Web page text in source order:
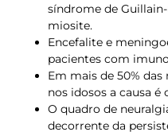
síndrome de
miosite.
Encefalite e
pacientes com
Em mais de 50%
nos idosos a causa é
O quadro de
decorrente da